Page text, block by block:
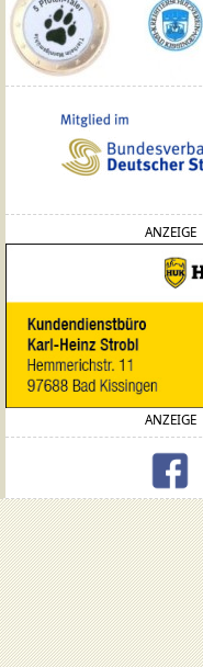
ANZEIGE
ANZEIGE